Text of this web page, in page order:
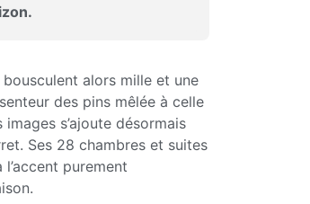
alors mille et une
des pins mêlée à celle
s’ajoute désormais
Ses 28 chambres et suites
purement